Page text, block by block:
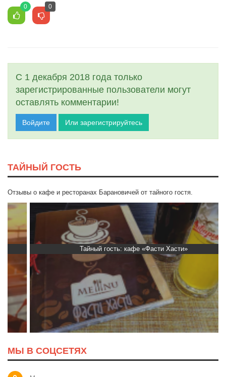
0 0
С 1 декабря 2018 года только
зарегистрированные пользователи могут
оставлять комментарии!
Войдите Или зарегистрируйтесь
ТАЙНЫЙ ГОСТЬ
Отзывы о кафе и ресторанах Барановичей от тайного гостя.
Тайный гость: кафе «Фасти Хасти»
МЫ В СОЦСЕТЯХ